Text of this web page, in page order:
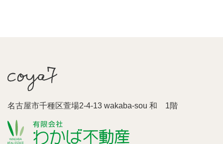
名古屋市千種区萱場2-4-13 wakaba-sou 和 1階